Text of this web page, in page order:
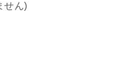
せん)